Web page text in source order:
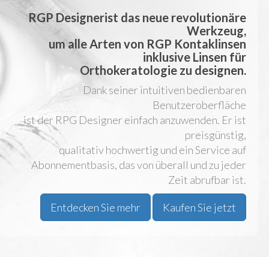
RGP Designerist das neue revolutionäre
Werkzeug,
um alle Arten von RGP Kontaklinsen
inklusive Linsen für
Orthokeratologie zu designen.
Dank seiner intuitiven bedienbaren
Benutzeroberfläche
ist der RPG Designer einfach anzuwenden. Er ist
preisgünstig,
qualitativ hochwertig und ein Service auf
Abonnementbasis, das von überall und zu jeder
Zeit abrufbar ist.
Entdecken Sie mehr Kaufen Sie jetzt